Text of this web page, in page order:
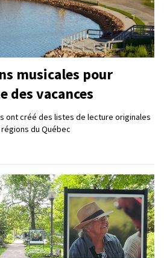
musicales pour
des vacances
ont créé des listes de lecture originales
du Québec